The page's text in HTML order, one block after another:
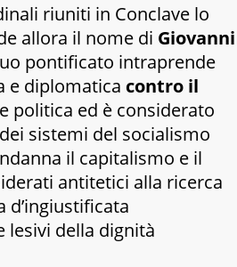
riuniti in Conclave lo
allora il nome di Giovanni
pontificato intraprende
e diplomatica contro il
politica ed è considerato
sistemi del socialismo
il capitalismo e il
antitetici alla ricerca
d’ingiustificata
lesivi della dignità